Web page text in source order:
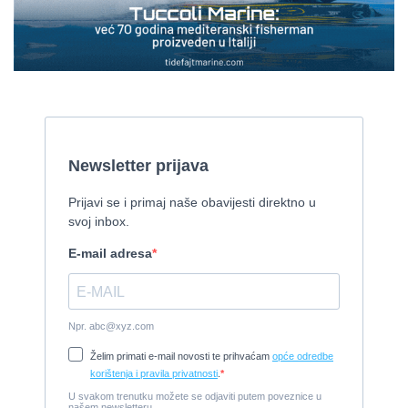
Prodaje se Gulet
2015, 27 x 7 m, Iveco aifo x 2
1.150.000 EUR
1954, 16,60 x 5,10 m, FAMOS 129 KW
Tender Williams 325 TurboJet - sniženo!
Cijena:7.990 EUR
Damor 900 FURIA - EXTRA OPREMA - PRILIKA - SNIŽENA
CIJENA
Cijena:
Prodajem jedrilicu ELAN 31 S
1987, 10 m x 3.4 m m, Yanmar 2GM20
Cijena:
Gulet Hera
Cijena:35 EUR